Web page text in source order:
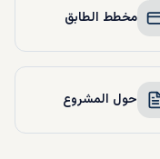
مخطط الطابق
حول المشروع